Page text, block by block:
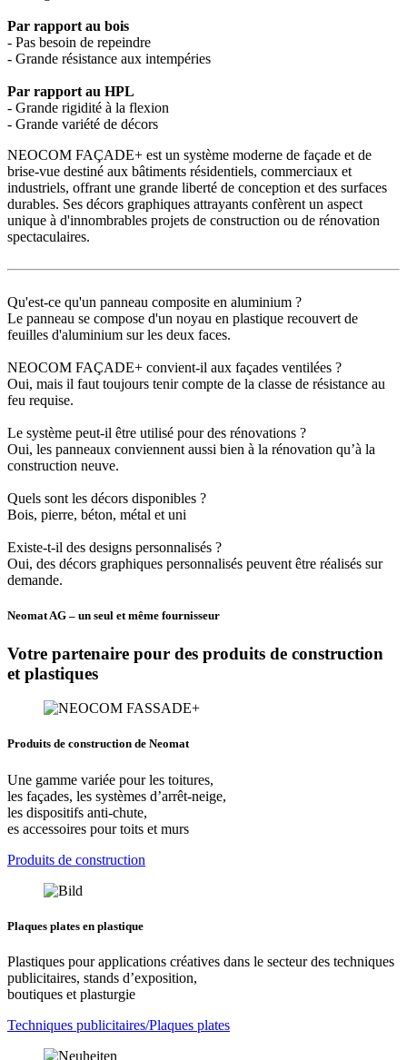
Par rapport au bois
- Pas besoin de repeindre
- Grande résistance aux intempéries
Par rapport au HPL
- Grande rigidité à la flexion
- Grande variété de décors
NEOCOM FAÇADE+ est un système moderne de façade et de
brise-vue destiné aux bâtiments résidentiels, commerciaux et
industriels, offrant une grande liberté de conception et des surfaces
durables. Ses décors graphiques attrayants confèrent un aspect
unique à d'innombrables projets de construction ou de rénovation
spectaculaires.
Qu'est-ce qu'un panneau composite en aluminium ?
Le panneau se compose d'un noyau en plastique recouvert de
feuilles d'aluminium sur les deux faces.
NEOCOM FAÇADE+ convient-il aux façades ventilées ?
Oui, mais il faut toujours tenir compte de la classe de résistance au
feu requise.
Le système peut-il être utilisé pour des rénovations ?
Oui, les panneaux conviennent aussi bien à la rénovation qu’à la
construction neuve.
Quels sont les décors disponibles ?
Bois, pierre, béton, métal et uni
Existe-t-il des designs personnalisés ?
Oui, des décors graphiques personnalisés peuvent être réalisés sur
demande.
Neomat AG – un seul et même fournisseur
Votre partenaire pour des produits de construction
et plastiques
Produits de construction de Neomat
Une gamme variée pour les toitures,
les façades, les systèmes d’arrêt-neige,
les dispositifs anti-chute,
es accessoires pour toits et murs
Produits de construction
Plaques plates en plastique
Plastiques pour applications créatives dans le secteur des techniques
publicitaires, stands d’exposition,
boutiques et plasturgie
Techniques publicitaires/Plaques plates